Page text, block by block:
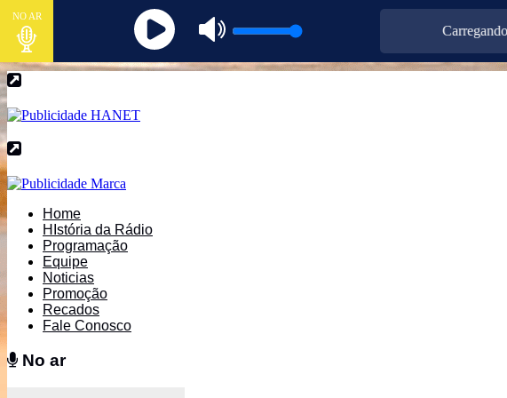
NO AR
Carregando
Home
HIstória da Rádio
Programação
Equipe
Noticias
Promoção
Recados
Fale Conosco
No ar